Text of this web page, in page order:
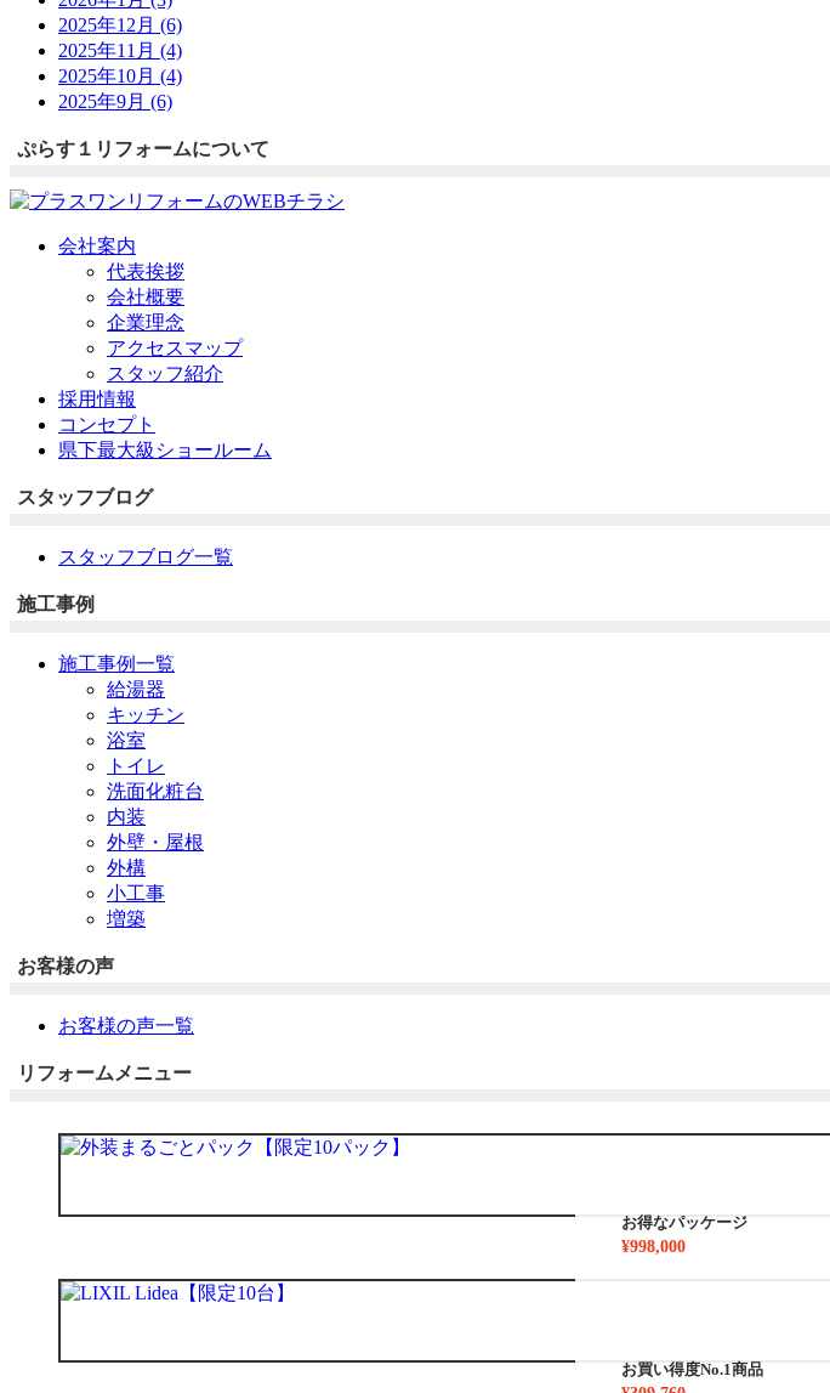
2025年12月 (6)
2025年11月 (4)
2025年10月 (4)
2025年9月 (6)
ぷらす１リフォームについて
会社案内
代表挨拶
会社概要
企業理念
アクセスマップ
スタッフ紹介
採用情報
コンセプト
県下最大級ショールーム
スタッフブログ
スタッフブログ一覧
施工事例
施工事例一覧
給湯器
キッチン
浴室
トイレ
洗面化粧台
内装
外壁・屋根
外構
小工事
増築
お客様の声
お客様の声一覧
リフォームメニュー
お得なパッケージ
¥998,000
お買い得度No.1商品